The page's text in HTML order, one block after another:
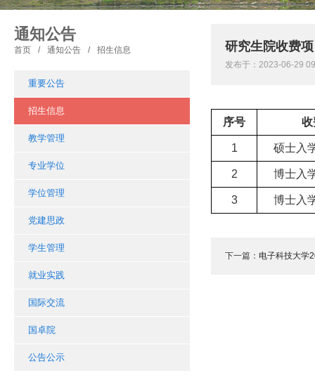
通知公告
首页 / 通知公告 / 招生信息
重要公告
招生信息
教学管理
专业学位
学位管理
党建思政
学生管理
就业实践
国际交流
国卓院
公告公示
研究生院收费
发布于：2023-06-29
序号 收
1 硕士入
2 博士入
3 博士入
下一篇： 电子科技大学